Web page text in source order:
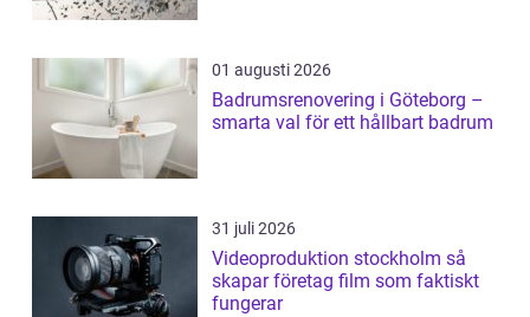
01 augusti 2026
Badrumsrenovering i Göteborg –
smarta val för ett hållbart badrum
31 juli 2026
Videoproduktion stockholm så
skapar företag film som faktiskt
fungerar